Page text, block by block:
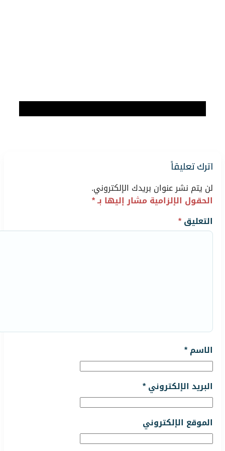
اترك تعليقاً
لن يتم نشر عنوان بريدك الإلكتروني.
الحقول الإلزامية مشار إليها بـ*
التعليق*
الاسم*
البريد الإلكتروني*
الموقع الإلكتروني